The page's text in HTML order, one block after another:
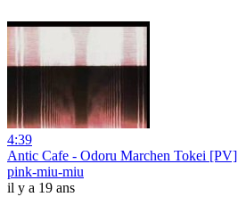
4:39
Antic Cafe - Odoru Marchen Tokei [PV]
pink-miu-miu
il y a 19 ans